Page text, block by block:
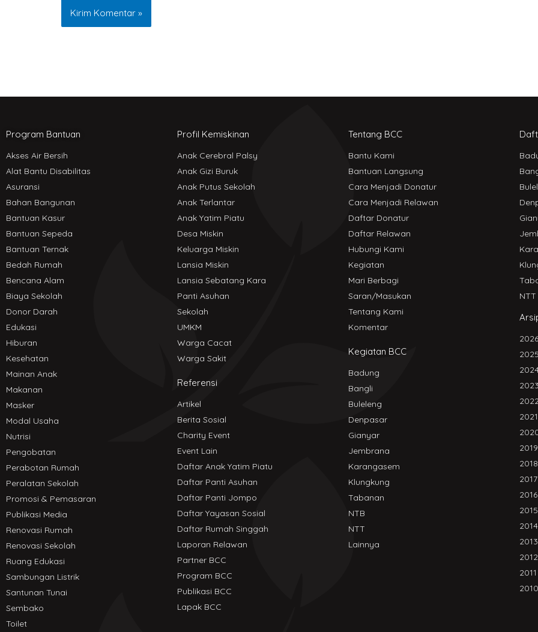
Program Bantuan
Akses Air Bersih
Alat Bantu Disabilitas
Asuransi
Bahan Bangunan
Bantuan Kasur
Bantuan Sepeda
Bantuan Ternak
Bedah Rumah
Bencana Alam
Biaya Sekolah
Donor Darah
Edukasi
Hiburan
Kesehatan
Mainan Anak
Makanan
Masker
Modal Usaha
Nutrisi
Pengobatan
Perabotan Rumah
Peralatan Sekolah
Promosi & Pemasaran
Publikasi Media
Renovasi Rumah
Renovasi Sekolah
Ruang Edukasi
Sambungan Listrik
Santunan Tunai
Sembako
Toilet
Profil Kemiskinan
Anak Cerebral Palsy
Anak Gizi Buruk
Anak Putus Sekolah
Anak Terlantar
Anak Yatim Piatu
Desa Miskin
Keluarga Miskin
Lansia Miskin
Lansia Sebatang Kara
Panti Asuhan
Sekolah
UMKM
Warga Cacat
Warga Sakit
Referensi
Artikel
Berita Sosial
Charity Event
Event Lain
Daftar Anak Yatim Piatu
Daftar Panti Asuhan
Daftar Panti Jompo
Daftar Yayasan Sosial
Daftar Rumah Singgah
Laporan Relawan
Partner BCC
Program BCC
Publikasi BCC
Lapak BCC
Tentang BCC
Bantu Kami
Bantuan Langsung
Cara Menjadi Donatur
Cara Menjadi Relawan
Daftar Donatur
Daftar Relawan
Hubungi Kami
Kegiatan
Mari Berbagi
Saran/Masukan
Tentang Kami
Komentar
Kegiatan BCC
Badung
Bangli
Buleleng
Denpasar
Gianyar
Jembrana
Karangasem
Klungkung
Tabanan
NTB
NTT
Lainnya
NTT
2026
2025
2023
2021
2019
2018
2017
2016
2015
2014
2013
2012
2011
2010